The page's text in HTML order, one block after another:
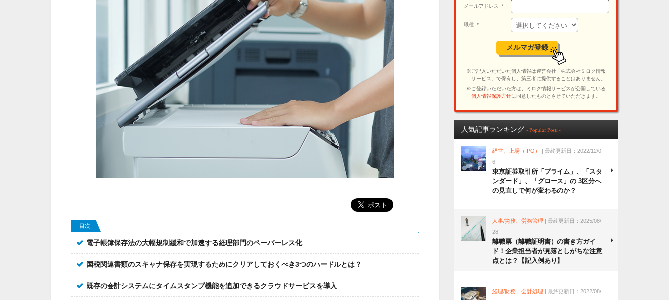
目次
電子帳簿保存法の大幅規制緩和で加速する経理部門のペーパーレス化
国税関連書類のスキャナ保存を実現するためにクリアしておくべき3つのハードルとは？
既存の会計システムにタイムスタンプ機能を追加できるクラウドサービスを導入
人気記事ランキング - Popular Posts -
経営、上場（IPO）
| 最終更新日：2022/12/0
6
東京証券取引所「プライム」、「スタ
ンダード」、「グロース」の 3区分へ
の見直しで何が変わるのか？
人事/労務、労務管理 | 最終更新日：2025/08/
28
離職票（離職証明書）の書き方ガイ
ド！企業担当者が見落としがちな注意
点とは？【記入例あり】
経理/財務、会計処理 | 最終更新日：2022/08/